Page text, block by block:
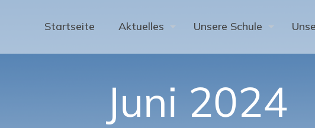
Startseite Aktuelles Unsere Schule
Juni 2024